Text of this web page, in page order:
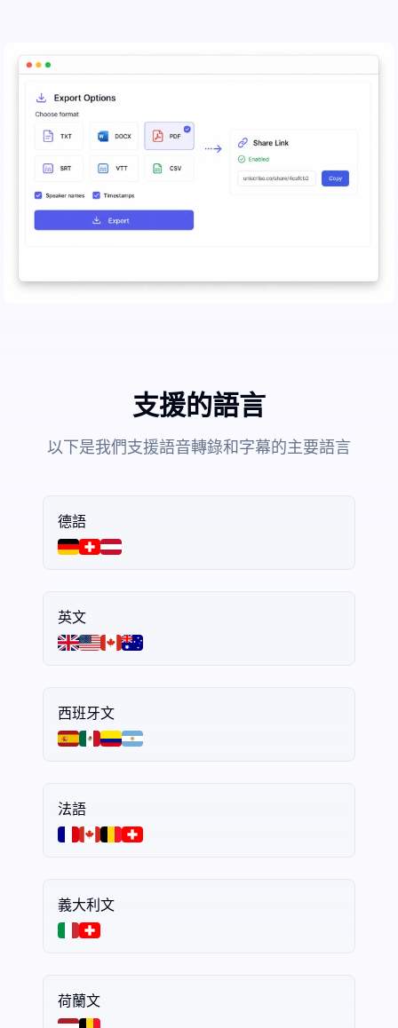
支援的語言
以下是我們支援語音轉錄和字幕的主要語言
德語
英文
西班牙文
法語
義大利文
荷蘭文